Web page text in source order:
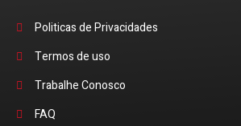
Politicas de Privacidades
Termos de uso
Trabalhe Conosco
FAQ